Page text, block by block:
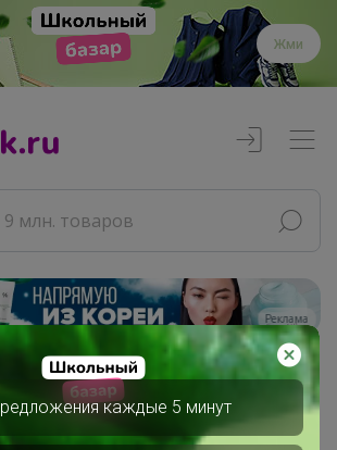
Жми
Реклама
каждые 5 минут